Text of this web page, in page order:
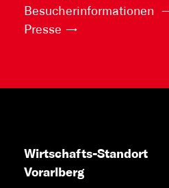
Besucherinformationen
Presse
Wirtschafts-Standort
Vorarlberg